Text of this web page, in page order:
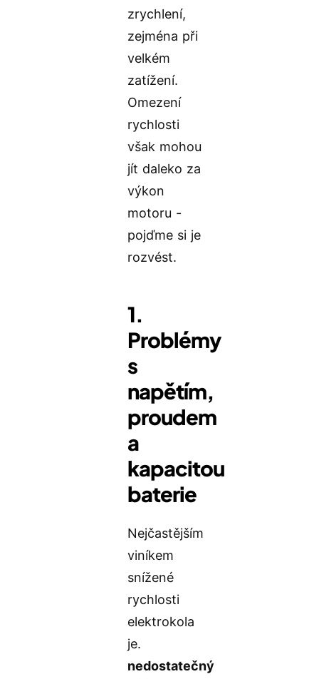
zrychlení,
zejména při
velkém
zatížení.
Omezení
rychlosti
však mohou
jít daleko za
výkon
motoru -
pojďme si je
rozvést.
1.
Problémy
s
napětím,
proudem
a
kapacitou
baterie
Nejčastějším
viníkem
snížené
rychlosti
elektrokola
je.
nedostatečný